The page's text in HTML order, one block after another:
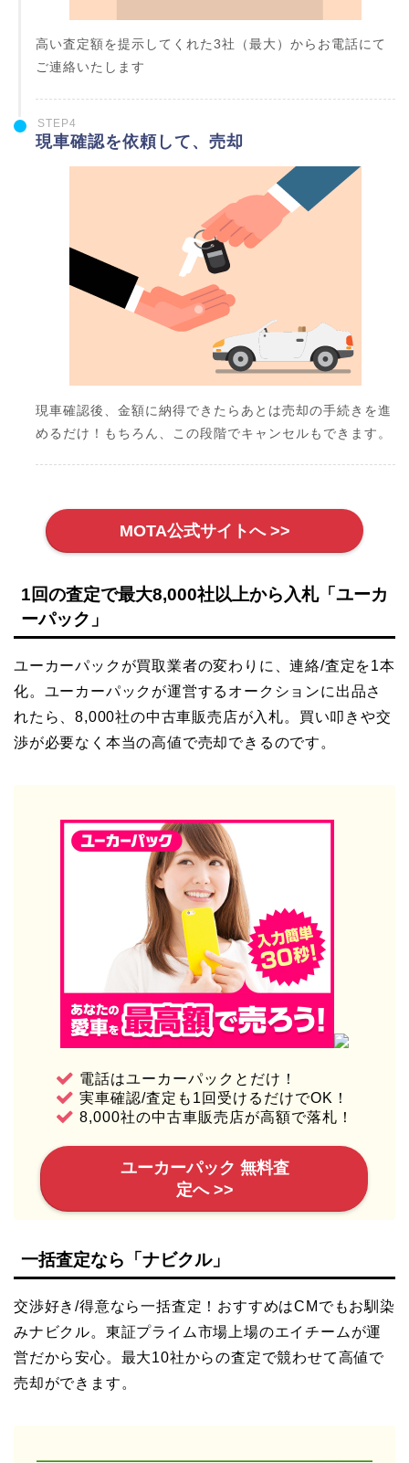
高い査定額を提示してくれた3社（最大）からお電話にて
ご連絡いたします
STEP4
現車確認を依頼して、売却
現車確認後、金額に納得できたらあとは売却の手続きを進
めるだけ！もちろん、この段階でキャンセルもできます。
MOTA公式サイトへ >>
1回の査定で最大8,000社以上から入札「ユーカ
ーパック」
ユーカーパックが買取業者の変わりに、連絡/査定を1本
化。ユーカーパックが運営するオークションに出品さ
れたら、8,000社の中古車販売店が入札。買い叩きや交
渉が必要なく本当の高値で売却できるのです。
電話はユーカーパックとだけ！
実車確認/査定も1回受けるだけでOK！
8,000社の中古車販売店が高額で落札！
ユーカーパック 無料査
定へ >>
一括査定なら「ナビクル」
交渉好き/得意なら一括査定！おすすめはCMでもお馴染
みナビクル。東証プライム市場上場のエイチームが運
営だから安心。最大10社からの査定で競わせて高値で
売却ができます。